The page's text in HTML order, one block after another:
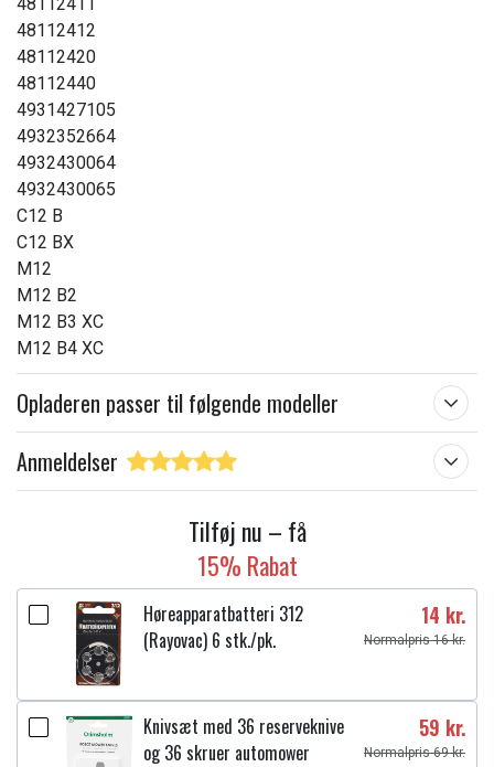
48112412
48112420
48112440
4931427105
4932352664
4932430064
4932430065
C12 B
C12 BX
M12
M12 B2
M12 B3 XC
M12 B4 XC
Opladeren passer til følgende modeller
Anmeldelser
Tilføj nu – få
15% Rabat
Høreapparatbatteri 312
(Rayovac) 6 stk./pk.
14 kr.
Normalpris 16 kr.
Knivsæt med 36 reserveknive
og 36 skruer automower
59 kr.
Normalpris 69 kr.